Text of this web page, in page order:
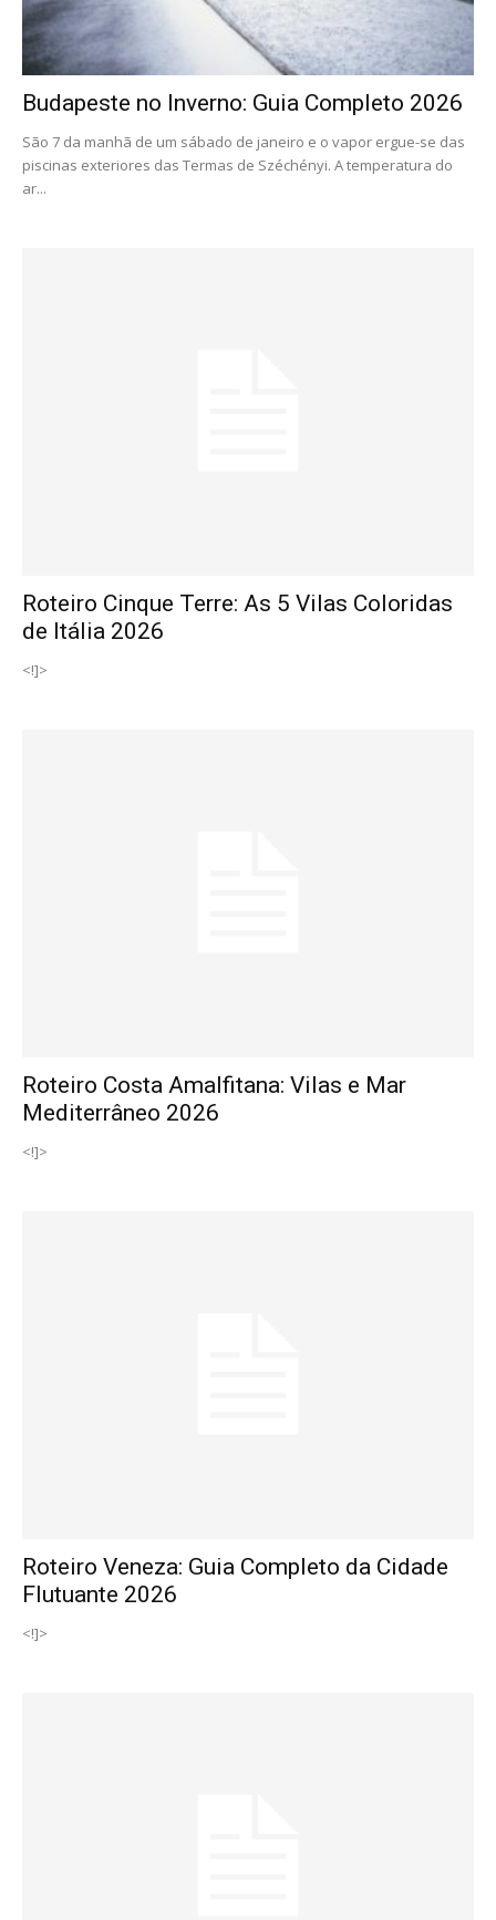
Budapeste no Inverno: Guia Completo 2026
São 7 da manhã de um sábado de janeiro e o vapor ergue-se das
piscinas exteriores das Termas de Széchényi. A temperatura do
ar...
Roteiro Cinque Terre: As 5 Vilas Coloridas
de Itália 2026
<!]>
Roteiro Costa Amalfitana: Vilas e Mar
Mediterrâneo 2026
<!]>
Roteiro Veneza: Guia Completo da Cidade
Flutuante 2026
<!]>